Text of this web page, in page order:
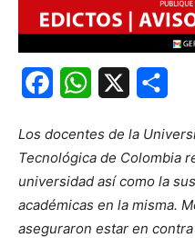
FacebookWhatsApp
Los docentes de la
Tecnológica de Colombia
universidad así como la
académicas en la misma.
aseguraron estar en